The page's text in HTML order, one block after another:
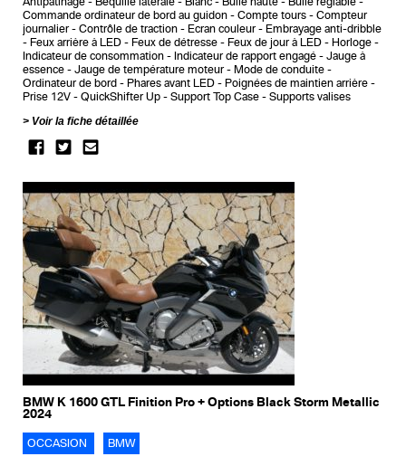
Commande ordinateur de bord au guidon
Compte tours
Compteur
journalier
Contrôle de traction Ecran couleur
Embrayage anti-dribble
Feux arrière à LED
Feux de détresse Feux de jour à LED
Horloge
Indicateur de consommation
Indicateur de rapport engagé
Jauge à
essence
Jauge de température moteur
Mode de conduite
Ordinateur de bord
Phares avant LED
Poignées de maintien arrière
Prise 12V
QuickShifter Up Support Top Case
Supports valises
Voir la fiche détaillée
BMW K 1600 GTL Finition Pro + Options Black Storm Metallic
2024
OCCASION BMW